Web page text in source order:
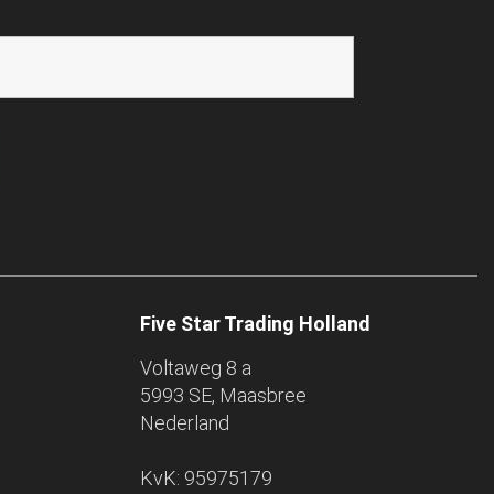
Five Star Trading Holland
Voltaweg 8 a
5993 SE, Maasbree
Nederland
KvK: 95975179